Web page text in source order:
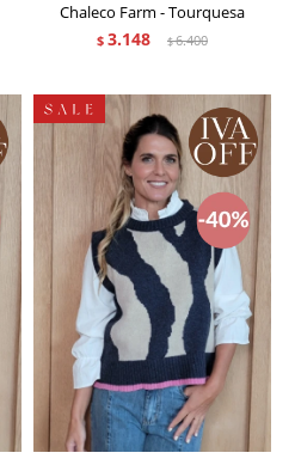
Chaleco Farm - Tourquesa
$ 3.148 $6.400